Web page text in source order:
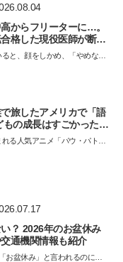
からフリーターに…。
格した現役医師が断言
強に役立った」そう考
と、顔をしかめ、「やめなさ
旅したアメリカで「語
の成長はすごかった」
ウ・パトロール ザ・ダ
ほしい
る人気アニメ「パウ・パトロ
？ 2026年のお盆休み
通機関情報も紹介
お盆休み」と言われるのに祝